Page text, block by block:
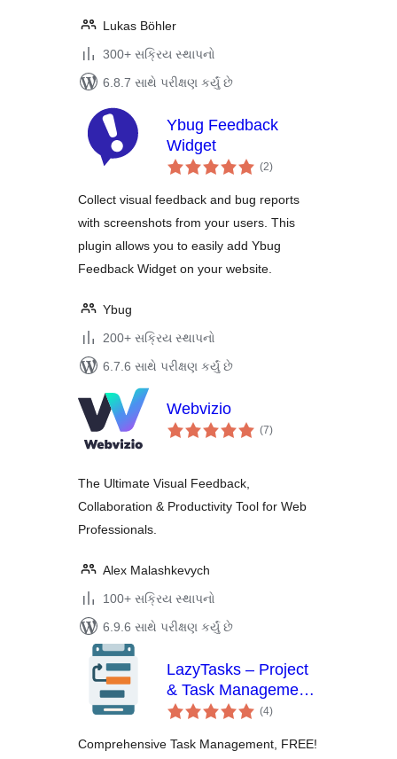
Lukas Böhler
300+ સક્રિય સ્થાપનો
6.8.7 સાથે પરીક્ષણ કર્યું છે
Ybug Feedback
Widget
(2કુલ
રેટિંગ્સ
)
Collect visual feedback and bug reports
with screenshots from your users. This
plugin allows you to easily add Ybug
Feedback Widget on your website.
Ybug
200+ સક્રિય સ્થાપનો
6.7.6 સાથે પરીક્ષણ કર્યું છે
Webvizio
(7કુલ
રેટિંગ્સ
)
The Ultimate Visual Feedback,
Collaboration & Productivity Tool for Web
Professionals.
Alex Malashkevych
100+ સક્રિય સ્થાપનો
6.9.6 સાથે પરીક્ષણ કર્યું છે
LazyTasks – Project
& Task Management
with Collaboration,
Chart
(4કુલ
રેટિંગ્સ
)
Comprehensive Task Management, FREE!